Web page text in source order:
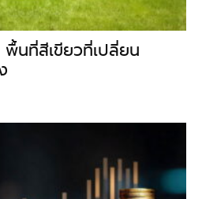
นที่สีเขียวที่เปลี่ยน